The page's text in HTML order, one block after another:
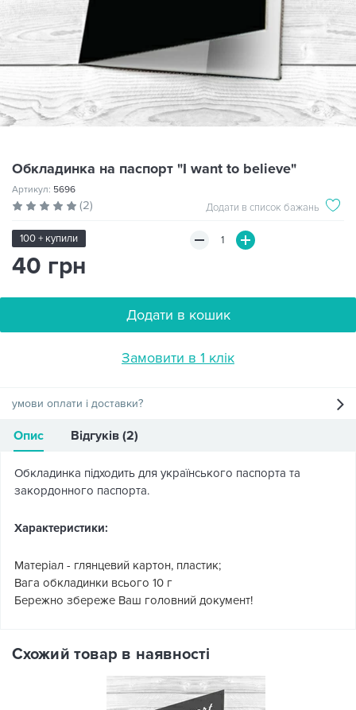
Обкладинка на паспорт "I want to believe"
Артикул: 5696
(2) Додати в список бажань
100 + купили
40 грн
Додати в кошик
Замовити в 1 клік
умови оплати і доставки?
Опис Відгуків (2)
Обкладинка підходить для українського паспорта та
закордонного паспорта.
Характеристики:
Матеріал - глянцевий картон, пластик;
Вага обкладинки всього 10 г
Бережно збереже Ваш головний документ!
Схожий товар в наявності